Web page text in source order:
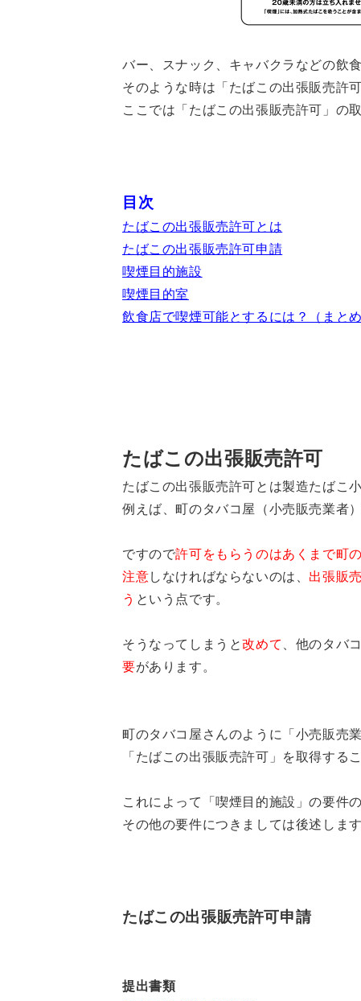
バー、スナック、キャバクラなどの飲
そのような時は「たばこの出張販売許
ここでは「たばこの出張販売許可」の
目次
たばこの出張販売許可とは
たばこの出張販売許可申請
喫煙目的施設
喫煙目的室
飲食店で喫煙可能とするには？（まとめ
たばこの出張販売許可
たばこの出張販売許可とは製造たばこ
例えば、町のタバコ屋（小売販売業者
ですので許可をもらうのはあくまで町
注意しなければならないのは、 出張販
う という点です。
そうなってしまうと改めて 、他のタバ
要があります。
町のタバコ屋さんのように「小売販売
「たばこの出張販売許可」を取得する
これによって「喫煙目的施設」の要件
その他の要件につきましては後述します
たばこの出張販売許可申請
提出書類